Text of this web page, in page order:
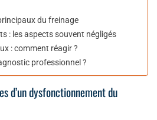
du freinage
: les aspects souvent négligés
: comment réagir ?
professionnel ?
d’un dysfonctionnement du